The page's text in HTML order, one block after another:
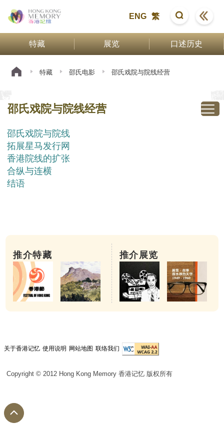
ENG 繁
特藏 展览 口述历史
特藏 邵氏电影 邵氏戏院与院线经营
邵氏戏院与院线经营
邵氏戏院与院线
拓展星马发行网
香港院线的扩张
合纵与连横
结语
推介特藏 推介展览
关于香港记忆 使用说明 网站地图 联络我们
Copyright © 2012 Hong Kong Memory 香港记忆 版权所有